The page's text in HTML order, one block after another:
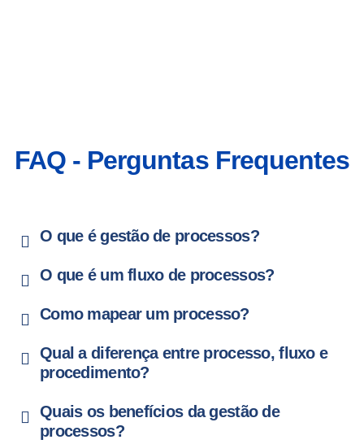
FAQ - Perguntas Frequentes
O que é gestão de processos?
O que é um fluxo de processos?
Como mapear um processo?
Qual a diferença entre processo, fluxo e
procedimento?
Quais os benefícios da gestão de
processos?